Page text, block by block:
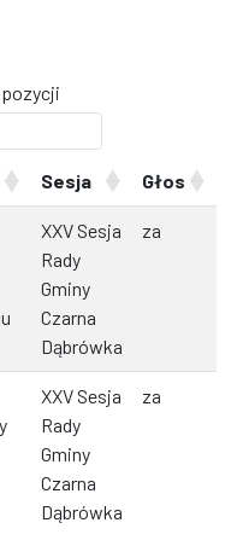
pozycji
Sesja Głos
XXV Sesja
Rady
Gminy
Czarna
Dąbrówka
za
XXV Sesja
Rady
Gminy
Czarna
Dąbrówka
za